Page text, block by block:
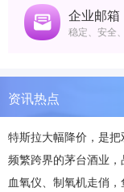
企业邮箱
稳定、安全
资讯热点
特斯拉大幅降价，是把
频繁跨界的茅台酒业
血氧仪、制氧机走俏